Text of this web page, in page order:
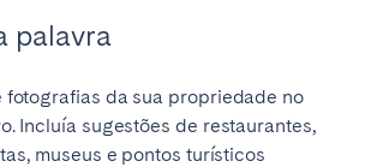
palavra
fotografias da sua propriedade no
Incluía sugestões de restaurantes,
museus e pontos turísticos